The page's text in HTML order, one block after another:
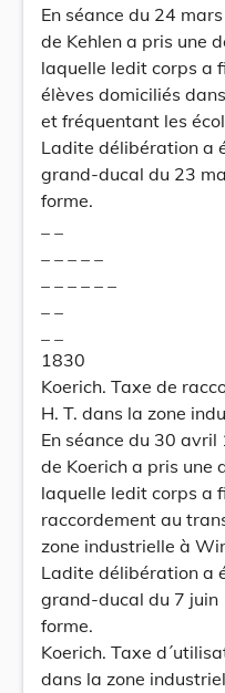
En séance du 24
de Kehlen a pris une
laquelle ledit corps a
élèves domiciliés
et fréquentant les
Ladite délibération a
grand-ducal du 23
forme.
1830
Koerich. Taxe de
H. T. dans la zone
En séance du 30
de Koerich a pris une
laquelle ledit corps a
raccordement au
zone industrielle à
Ladite délibération a
grand-ducal du 7 juin
forme.
Koerich. Taxe
dans la zone